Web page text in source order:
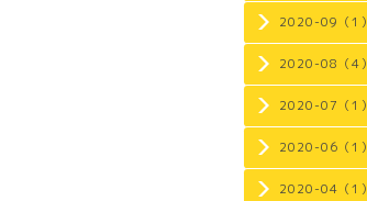
2020-09（1）
2020-08（4）
2020-07（1）
2020-06（1）
2020-04（1）